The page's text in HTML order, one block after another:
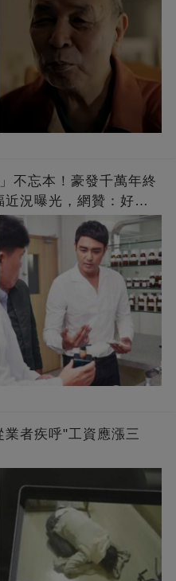
不忘本！豪發千萬年終
況曝光，網贊：好老
業者疾呼"工資應漲三